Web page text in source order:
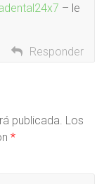
– le
Responder
publicada. Los
*